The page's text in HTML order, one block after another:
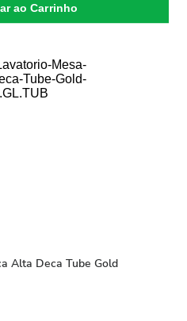
ao Carrinho
Alta Deca Tube Gold